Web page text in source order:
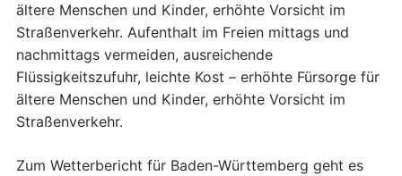
ältere Menschen und Kinder, erhöhte Vorsicht im
Straßenverkehr. Aufenthalt im Freien mittags und
nachmittags vermeiden, ausreichende
Flüssigkeitszufuhr, leichte Kost – erhöhte Fürsorge für
ältere Menschen und Kinder, erhöhte Vorsicht im
Straßenverkehr.
Zum Wetterbericht für Baden-Württemberg geht es